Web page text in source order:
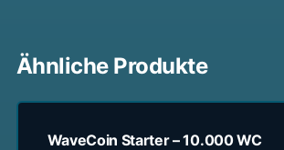
Ähnliche Produkte
WaveCoin Starter – 10.000 WC